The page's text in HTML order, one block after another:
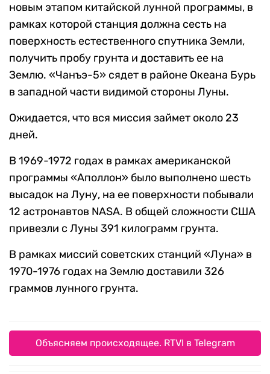
новым этапом китайской лунной программы, в
рамках которой станция должна сесть на
поверхность естественного спутника Земли,
получить пробу грунта и доставить ее на
Землю. «Чанъэ-5» сядет в районе Океана Бурь
в западной части видимой стороны Луны.
Ожидается, что вся миссия займет около 23
дней.
В 1969-1972 годах в рамках американской
программы «Аполлон» было выполнено шесть
высадок на Луну, на ее поверхности побывали
12 астронавтов NASA. В общей сложности США
привезли с Луны 391 килограмм грунта.
В рамках миссий советских станций «Луна» в
1970-1976 годах на Землю доставили 326
граммов лунного грунта.
Объясняем происходящее. RTVI в Telegram